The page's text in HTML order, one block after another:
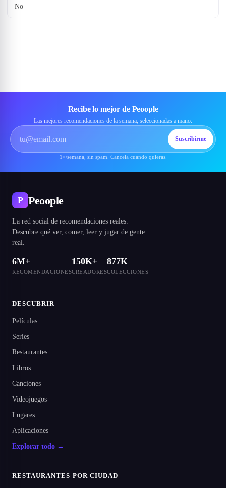
No
Recibe lo mejor de Peoople
Las mejores recomendaciones de la semana, seleccionadas a mano.
Suscribirme
1×/semana, sin spam. Cancela cuando quieras.
P Peoople
La red social de recomendaciones reales.
Descubre qué ver, comer, leer y jugar de gente
real.
6M+
RECOMENDACIONES
150K+
CREADORES
877K
COLECCIONES
DESCUBRIR
Películas
Series
Restaurantes
Libros
Canciones
Videojuegos
Lugares
Aplicaciones
Explorar todo →
RESTAURANTES POR CIUDAD